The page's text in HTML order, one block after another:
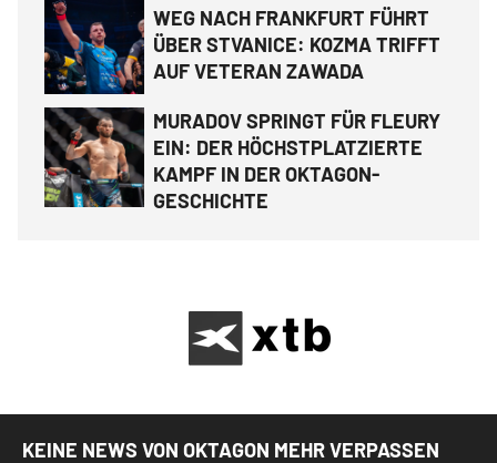
WEG NACH FRANKFURT FÜHRT
ÜBER STVANICE: KOZMA TRIFFT
AUF VETERAN ZAWADA
MURADOV SPRINGT FÜR FLEURY
EIN: DER HÖCHSTPLATZIERTE
KAMPF IN DER OKTAGON-
GESCHICHTE
KEINE NEWS VON OKTAGON MEHR VERPASSEN